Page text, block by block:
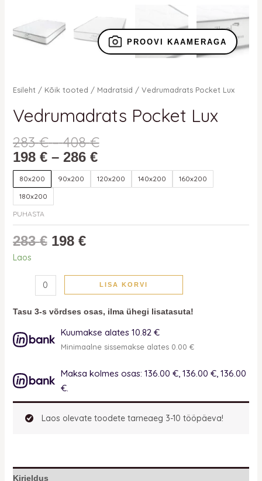
PROOVI KAAMERAGA
Esileht / Kõik tooted / Madratsid / Vedrumadrats Pocket Lux
Vedrumadrats Pocket Lux
283€ – 408€
198 € – 286 €
80x200 90x200 120x200 140x200
160x200
180x200
PUHASTA
283€ 198 €
Laos
LISA KORVI
Tasu 3-s võrdses osas, ilma ühegi lisatasuta!
Kuumakse alates 10.82 €
Minimaalne sissemakse alates 0.00 €
Maksa kolmes osas: 136.00 €, 136.00 €, 136.00
€.
Laos olevate toodete tarneaeg 3-10 tööpäeva!
Kirjeldus